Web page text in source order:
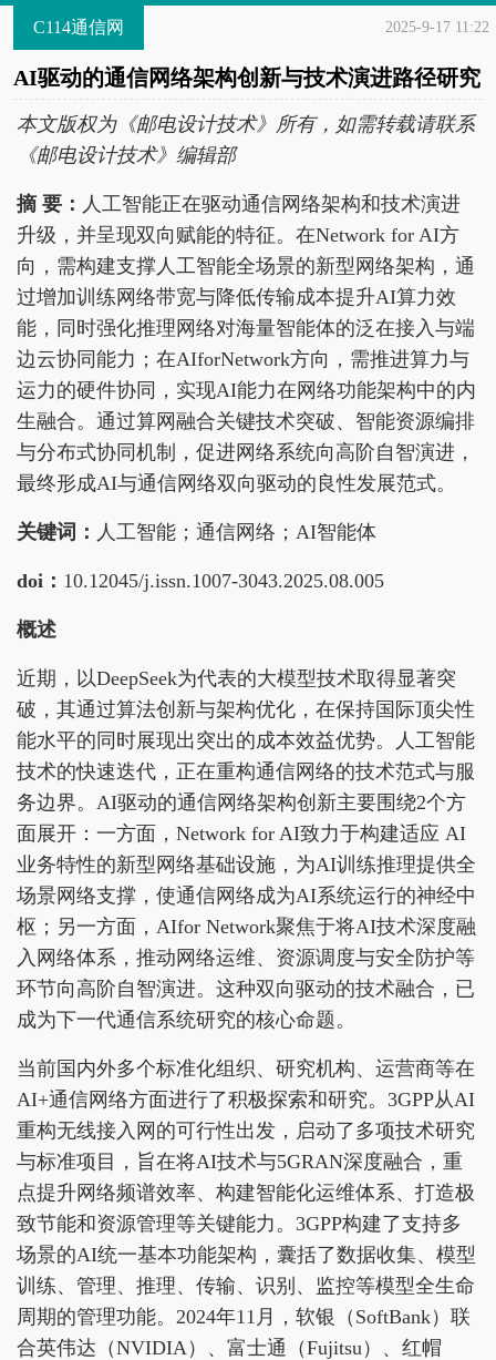
C114通信网 2025-9-17 11:22
AI驱动的通信网络架构创新与技术演进路径研究
本文版权为《邮电设计技术》所有，如需转载请联系
《邮电设计技术》编辑部
摘 要： 人工智能正在驱动通信网络架构和技术演进
升级，并呈现双向赋能的特征。在Network for AI方
向，需构建支撑人工智能全场景的新型网络架构，通
过增加训练网络带宽与降低传输成本提升AI算力效
能，同时强化推理网络对海量智能体的泛在接入与端
边云协同能力；在AIforNetwork方向，需推进算力与
运力的硬件协同，实现AI能力在网络功能架构中的内
生融合。通过算网融合关键技术突破、智能资源编排
与分布式协同机制，促进网络系统向高阶自智演进，
最终形成AI与通信网络双向驱动的良性发展范式。
关键词： 人工智能；通信网络；AI智能体
doi： 10.12045/j.issn.1007-3043.2025.08.005
概述
近期，以DeepSeek为代表的大模型技术取得显著突
破，其通过算法创新与架构优化，在保持国际顶尖性
能水平的同时展现出突出的成本效益优势。人工智能
技术的快速迭代，正在重构通信网络的技术范式与服
务边界。AI驱动的通信网络架构创新主要围绕2个方
面展开：一方面，Network for AI致力于构建适应 AI
业务特性的新型网络基础设施，为AI训练推理提供全
场景网络支撑，使通信网络成为AI系统运行的神经中
枢；另一方面，AIfor Network聚焦于将AI技术深度融
入网络体系，推动网络运维、资源调度与安全防护等
环节向高阶自智演进。这种双向驱动的技术融合，已
成为下一代通信系统研究的核心命题。
当前国内外多个标准化组织、研究机构、运营商等在
AI+通信网络方面进行了积极探索和研究。3GPP从AI
重构无线接入网的可行性出发，启动了多项技术研究
与标准项目，旨在将AI技术与5GRAN深度融合，重
点提升网络频谱效率、构建智能化运维体系、打造极
致节能和资源管理等关键能力。3GPP构建了支持多
场景的AI统一基本功能架构，囊括了数据收集、模型
训练、管理、推理、传输、识别、监控等模型全生命
周期的管理功能。2024年11月，软银（SoftBank）联
合英伟达（NVIDIA）、富士通（Fujitsu）、红帽